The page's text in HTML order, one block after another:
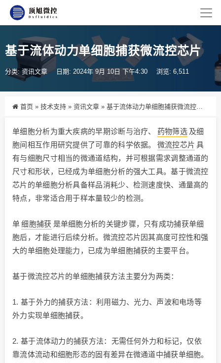
基于流体动力单细胞捕获微流控芯片
分类: 资讯文章 日期: 2024年 9月 10日 下午4:30 浏览: 6,511
首页 » 技术支持 » 资讯文章 » 基于流体动力单细胞捕获微流控芯片
单细胞分析为重大疾病的早期诊断与治疗、 药物筛选 及细
胞间相互作用研究提供了可靠的科学依据。
微流控芯片 具
有与细胞尺寸相当的微通道结构，并可根据需求调整通道的
尺寸和形状，已经成为单细胞分析的强大工具。基于微流控
芯片的单细胞分析具备样品消耗少、检测速度快、通量高的
特点，非常适合用于样本量较少的检测。
单细胞捕获 是单细胞分析的关键步骤，只有成功捕获单细
胞后，才能进行后续分析。微流控芯片因其高度可控性和强
大的单细胞处理能力，已成为单细胞捕获的主要平台。
基于微流控芯片的单细胞捕获方法主要分为两类：
1. 基于外力的捕获方法：利用磁力、光力、声波和电场等
外力实现单细胞捕获。
2. 基于流体动力的捕获方法：无需任何外力和标记，仅依
靠流体流动和细胞形态的固有差异在微通道中捕获单细胞。